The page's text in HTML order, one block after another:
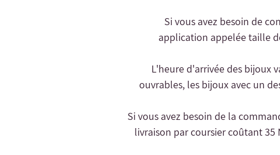
- Si vous avez besoin de
application appelée taille
- L'heure d'arrivée des
ouvrables, les bijoux avec un
livraison par coursier coûtant 35